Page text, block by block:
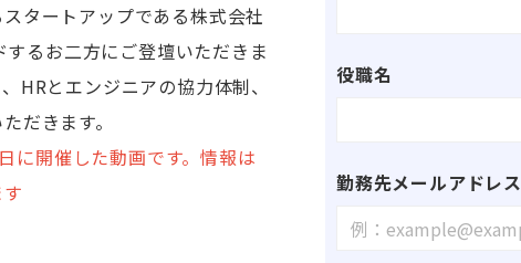
タートアップである株式会社
るお二方にご登壇いただきま
HRとエンジニアの協力体制、
だきます。
開催した動画です。情報は
役職名
勤務先メールアドレス